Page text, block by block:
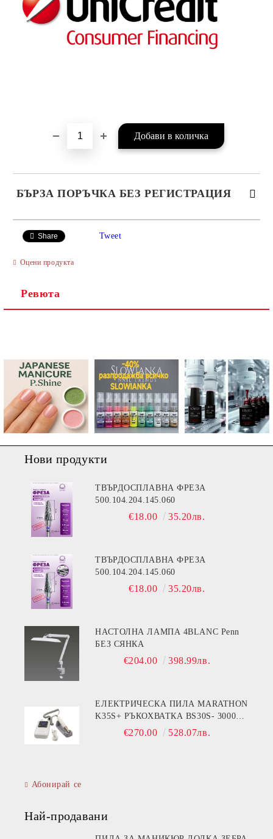
БЪРЗА ПОРЪЧКА БЕЗ РЕГИСТРАЦИЯ
Share Tweet
Оцени продукта
Ревюта
Нови продукти
ТВЪРДОСПЛАВНА ФРЕЗА
500.104.204.145.060
€18.00 35.20лв.
ТВЪРДОСПЛАВНА ФРЕЗА
500.104.204.145.060
€18.00 35.20лв.
НАСТОЛНА ЛАМПА 4BLANC Penn
БЕЗ СЯНКА
€204.00 398.99лв.
ЕЛЕКТРИЧЕСКА ПИЛА MARATHON
K35S+ РЪКОХВАТКА BS30S- 30000
ОБОРОТА€270.00 528.07лв.
Абонирай се
Най-продавани